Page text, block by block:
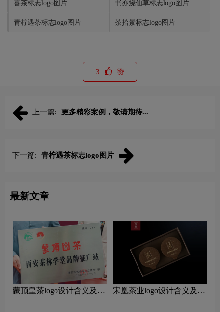
喜茶标志logo图片 书亦烧仙草标志logo图片
青柠遇茶标志logo图片 茶拾景标志logo图片
3 赞
上一篇: 更多精彩案例，敬请期待...
下一篇: 青柠遇茶标志logo图片
最新文章
蒙顶皇茶logo设计含义及茶
宋凰茶业logo设计含义及茶